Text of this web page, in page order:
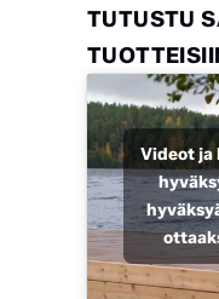
TUTUSTU
Videot ja